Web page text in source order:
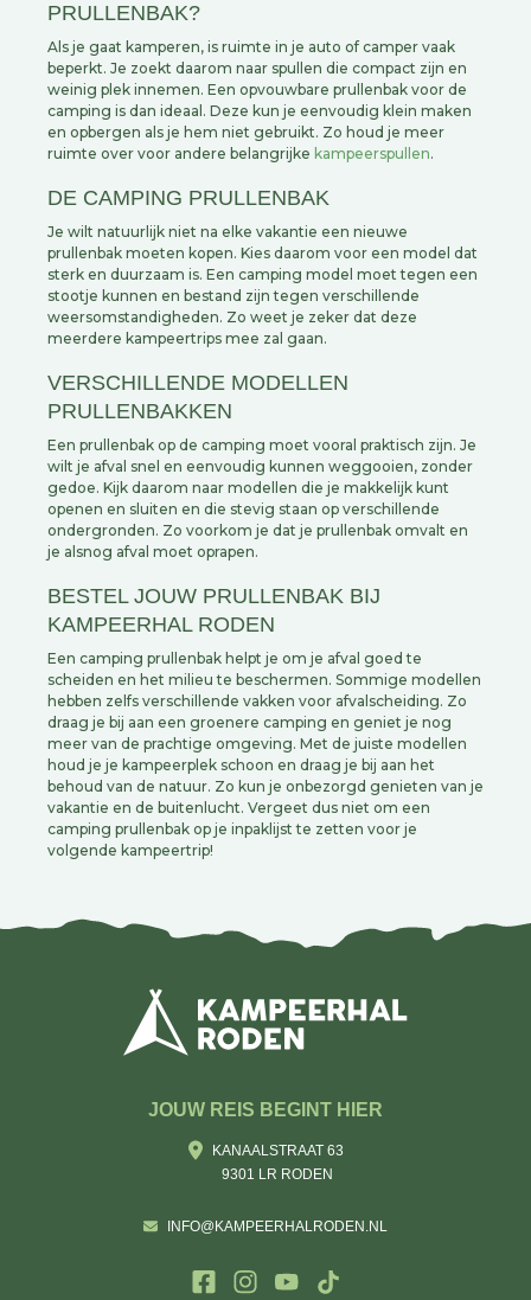
PRULLENBAK?
Als je gaat kamperen, is ruimte in je auto of camper vaak
beperkt. Je zoekt daarom naar spullen die compact zijn en
weinig plek innemen. Een opvouwbare prullenbak voor de
camping is dan ideaal. Deze kun je eenvoudig klein maken
en opbergen als je hem niet gebruikt. Zo houd je meer
ruimte over voor andere belangrijke kampeerspullen.
DE CAMPING PRULLENBAK
Je wilt natuurlijk niet na elke vakantie een nieuwe
prullenbak moeten kopen. Kies daarom voor een model dat
sterk en duurzaam is. Een camping model moet tegen een
stootje kunnen en bestand zijn tegen verschillende
weersomstandigheden. Zo weet je zeker dat deze
meerdere kampeertrips mee zal gaan.
VERSCHILLENDE MODELLEN
PRULLENBAKKEN
Een prullenbak op de camping moet vooral praktisch zijn. Je
wilt je afval snel en eenvoudig kunnen weggooien, zonder
gedoe. Kijk daarom naar modellen die je makkelijk kunt
openen en sluiten en die stevig staan op verschillende
ondergronden. Zo voorkom je dat je prullenbak omvalt en
je alsnog afval moet oprapen.
BESTEL JOUW PRULLENBAK BIJ
KAMPEERHAL RODEN
Een camping prullenbak helpt je om je afval goed te
scheiden en het milieu te beschermen. Sommige modellen
hebben zelfs verschillende vakken voor afvalscheiding. Zo
draag je bij aan een groenere camping en geniet je nog
meer van de prachtige omgeving. Met de juiste modellen
houd je je kampeerplek schoon en draag je bij aan het
behoud van de natuur. Zo kun je onbezorgd genieten van je
vakantie en de buitenlucht. Vergeet dus niet om een
camping prullenbak op je inpaklijst te zetten voor je
volgende kampeertrip!
JOUW REIS BEGINT HIER
KANAALSTRAAT 63
9301 LR RODEN
INFO@KAMPEERHALRODEN.NL